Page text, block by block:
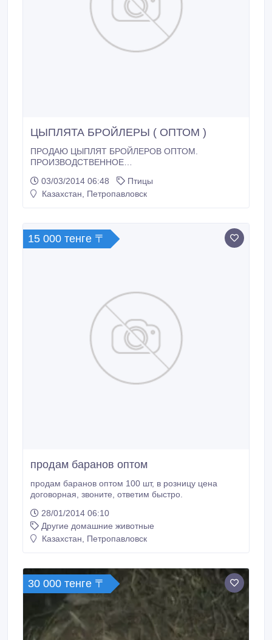
ЦЫПЛЯТА БРОЙЛЕРЫ ( ОПТОМ )
ПРОДАЮ ЦЫПЛЯТ БРОЙЛЕРОВ ОПТОМ.
ПРОИЗВОДСТВЕННОЕ
КАЧЕСТВО. ЦЕНА 35 РУБ. ПРИ ПАРТИИ ОТ 5
ТЫСЯЧ- ДОПОЛНИТЕЛЬНАЯ СКИДКА.
03/03/2014 06:48
Птицы
Казахстан, Петропавловск
15 000 тенге 〒
продам баранов оптом
продам баранов оптом 100 шт, в розницу цена
договорная, звоните, ответим быстро.
28/01/2014 06:10
Другие домашние животные
Казахстан, Петропавловск
30 000 тенге 〒